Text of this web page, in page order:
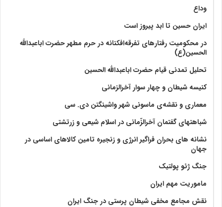
وداع
ایران حسین تا ابد پیروز است
در محکومیت رفتارهای تفرقه‌افکنانه در حرم مطهر حضرت اباعبدالله
الحسین(ع)
تحلیل تمدنی قیام حضرت اباعبدالله الحسین
کنیسه شیطان و چهار سوار آخرالزمانی
معماری و نقشه‌ی ماسونی شهر واشينگتن دی. سی
شباهتهای گفتمان آخر‌الزّمانی در اسلام شیعی و زرتشتی
نشانه های بحران فراگیر انرژی و زنجیره تامین کالاهای اساسی در
جهان
جنگ ژئو پولتیک
ماموریت مهم ایران
نقش مجامع مخفی شیطان پرستی در جنگ ایران